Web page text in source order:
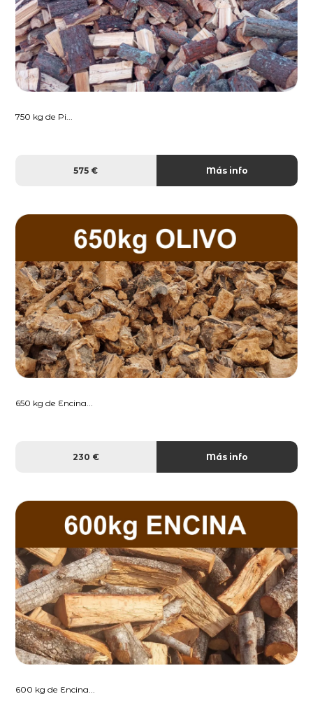
750 kg de Pi...
575 € Más info
650 kg de Encina...
230 € Más info
600 kg de Encina...